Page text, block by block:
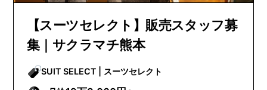
【スーツセレクト】販売スタッフ募
集｜サクラマチ熊本
SUIT SELECT | スーツセレクト